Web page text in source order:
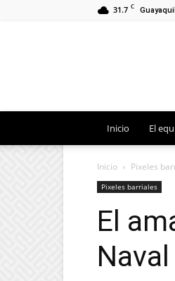
31.7 C Guayaquil
Inicio El
Inicio Pixeles
Pixeles barriales
El